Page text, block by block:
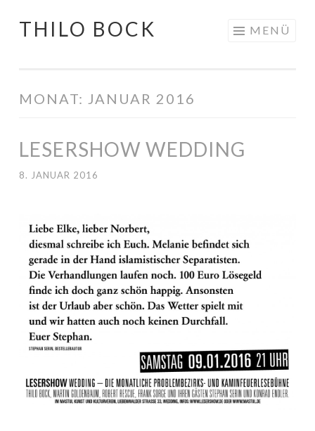
Springe
THILO BOCK MENÜ
MONAT: JANUAR 2016
LESERSHOW WEDDING
8. JANUAR 2016